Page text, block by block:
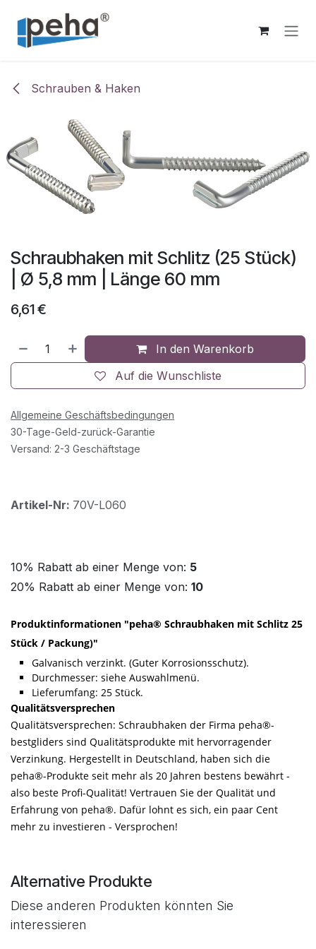
Schrauben & Haken
Schraubhaken mit Schlitz (25 Stück)
| Ø 5,8 mm | Länge 60 mm
6,61€
In den Warenkorb
Auf die Wunschliste
Allgemeine Geschäftsbedingungen
30-Tage-Geld-zurück-Garantie
Versand: 2-3 Geschäftstage
Artikel-Nr: 70V-L060
10% Rabatt ab einer Menge von: 5
20% Rabatt ab einer Menge von: 10
Produktinformationen "peha® Schraubhaken mit Schlitz 25
Stück / Packung)"
Galvanisch verzinkt. (Guter Korrosionsschutz).
Durchmesser: siehe Auswahlmenü.
Lieferumfang: 25 Stück.
Qualitätsversprechen
Qualitätsversprechen: Schraubhaken der Firma peha®-
bestgliders sind Qualitätsprodukte mit hervorragender
Verzinkung. Hergestellt in Deutschland, haben sich die
peha®-Produkte seit mehr als 20 Jahren bestens bewährt -
also beste Profi-Qualität! Vertrauen Sie der Qualität und
Erfahrung von peha®. Dafür lohnt es sich, ein paar Cent
mehr zu investieren - Versprochen!
Alternative Produkte
Diese anderen Produkten könnten Sie
interessieren